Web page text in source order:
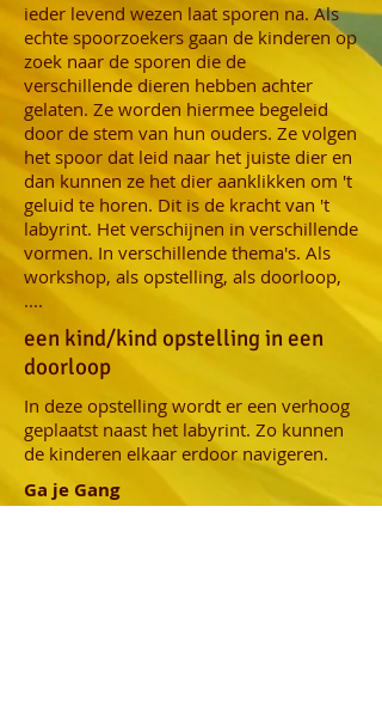
ieder levend wezen laat sporen na. Als
echte spoorzoekers gaan de kinderen op
zoek naar de sporen die de
verschillende dieren hebben achter
gelaten. Ze worden hiermee begeleid
door de stem van hun ouders. Ze volgen
het spoor dat leid naar het juiste dier en
dan kunnen ze het dier aanklikken om 't
geluid te horen. Dit is de kracht van 't
labyrint. Het verschijnen in verschillende
vormen. In verschillende thema's. Als
workshop, als opstelling, als doorloop,
....
een kind/kind opstelling in een
doorloop
In deze opstelling wordt er een verhoog
geplaatst naast het labyrint. Zo kunnen
de kinderen elkaar erdoor navigeren.
Ga je Gang